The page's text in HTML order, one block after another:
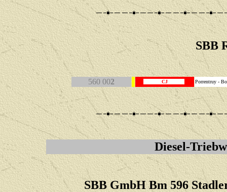
SBB
560 002 CJ Porrentruy -
Diesel-
SBB GmbH Bm 596